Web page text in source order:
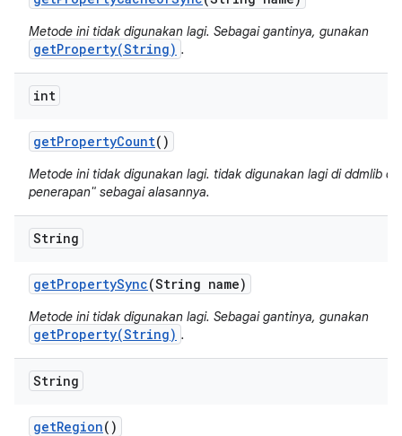
Metode ini tidak digunakan lagi. Sebagai gantinya, gunakan
getProperty(String) .
int
getPropertyCount()
Metode ini tidak digunakan lagi. tidak digunakan lagi di ddmlib
penerapan" sebagai alasannya.
String
getPropertySync(String name)
Metode ini tidak digunakan lagi. Sebagai gantinya, gunakan
getProperty(String) .
String
getRegion()